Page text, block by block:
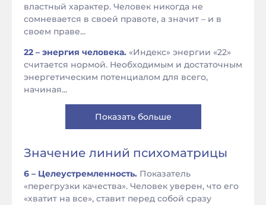
властный характер. Человек никогда не
сомневается в своей правоте, а значит – и в
своем праве...
22 – энергия человека. «Индекс» энергии «22»
считается нормой. Необходимым и достаточным
энергетическим потенциалом для всего,
начиная...
Показать больше
Значение линий психоматрицы
6 – Целеустремленность. Показатель
«перегрузки качества». Человек уверен, что его
«хватит на все», ставит перед собой сразу